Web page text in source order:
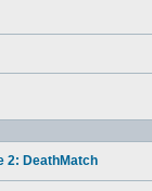
2: DeathMatch